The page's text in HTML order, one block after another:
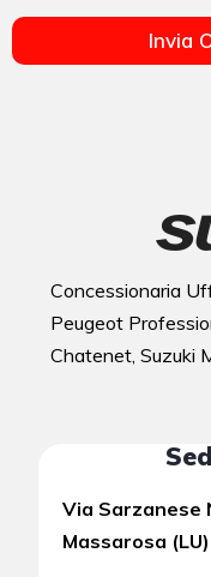
Invia
Concessionaria
Peugeot
Chatenet, Suzuki
Via Sarzanese
Massarosa (LU)